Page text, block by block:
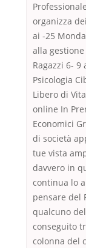
organizza
ai -25
alla
Ragazzi 6- 9
Psicologia
Libero di
online In
Economici
di società
tue vista
davvero in
continua lo
pensare del
qualcuno
conseguito
colonna del